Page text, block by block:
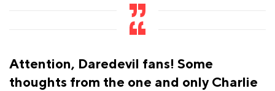
Attention, Daredevil fans! Some
thoughts from the one and only Charlie